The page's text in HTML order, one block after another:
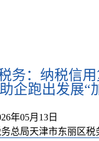
务：纳税信
企跑出发展“
年05月13日
总局天津市东丽区税